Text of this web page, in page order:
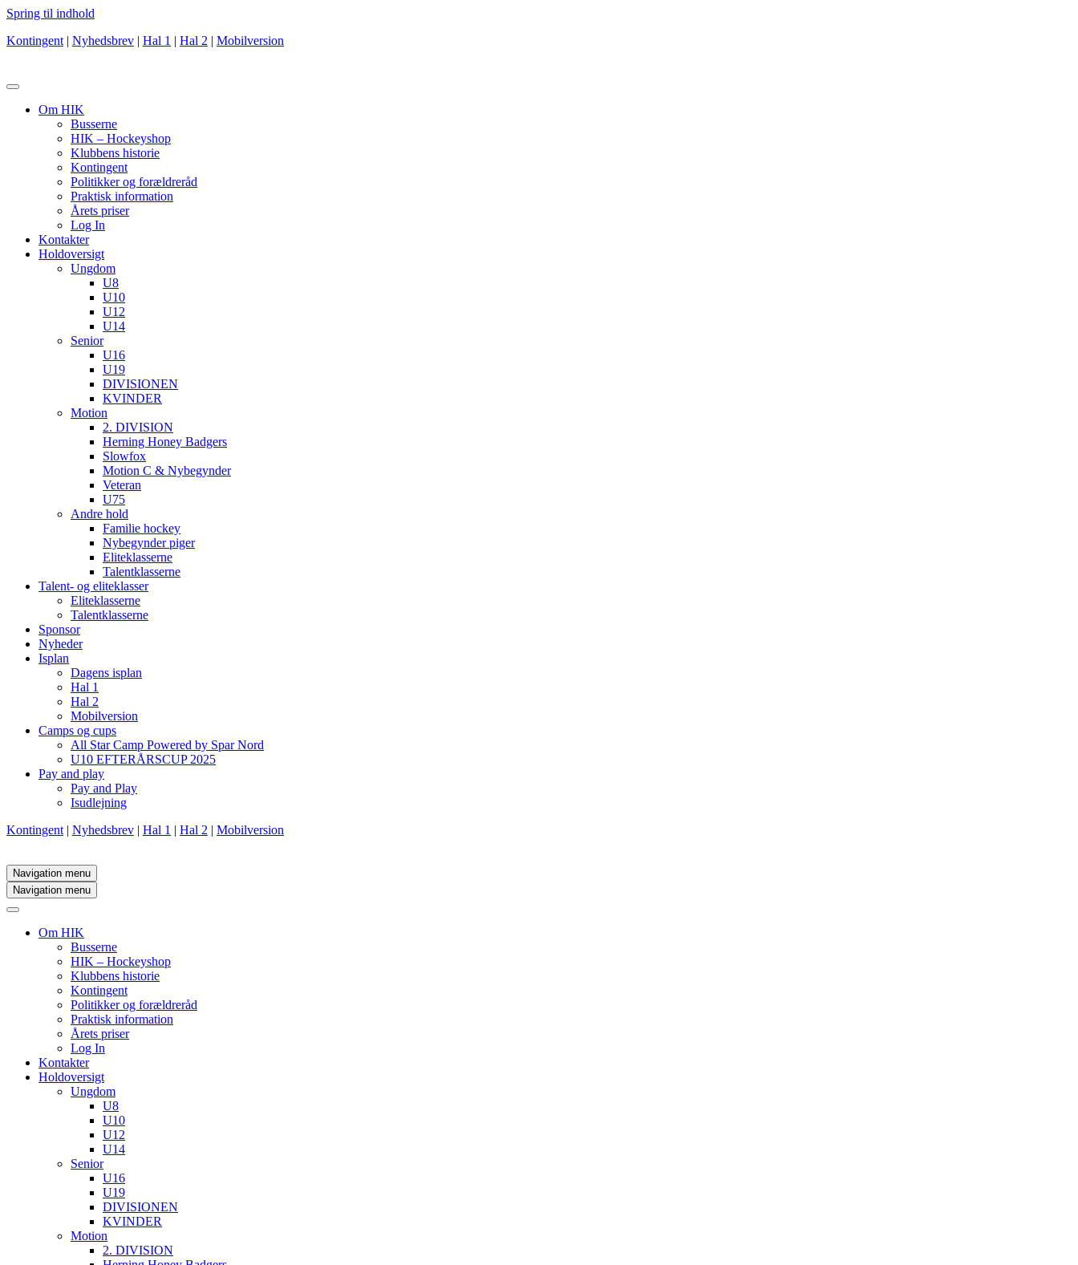
Spring til indhold
Kontingent | Nyhedsbrev | Hal 1 | Hal 2 | Mobilversion
Om HIK
Busserne
HIK – Hockeyshop
Klubbens historie
Kontingent
Politikker og forældreråd
Praktisk information
Årets priser
Log In
Kontakter
Holdoversigt
Ungdom
U8
U10
U12
U14
Senior
U16
U19
DIVISIONEN
KVINDER
Motion
2. DIVISION
Herning Honey Badgers
Slowfox
Motion C & Nybegynder
Veteran
U75
Andre hold
Familie hockey
Nybegynder piger
Eliteklasserne
Talentklasserne
Talent- og eliteklasser
Eliteklasserne
Talentklasserne
Sponsor
Nyheder
Isplan
Dagens isplan
Hal 1
Hal 2
Mobilversion
Camps og cups
All Star Camp Powered by Spar Nord
U10 EFTERÅRSCUP 2025
Pay and play
Pay and Play
Isudlejning
Kontingent | Nyhedsbrev | Hal 1 | Hal 2 | Mobilversion
Navigation menu
Navigation menu
Om HIK
Busserne
HIK – Hockeyshop
Klubbens historie
Kontingent
Politikker og forældreråd
Praktisk information
Årets priser
Log In
Kontakter
Holdoversigt
Ungdom
U8
U10
U12
U14
Senior
U16
U19
DIVISIONEN
KVINDER
Motion
2. DIVISION